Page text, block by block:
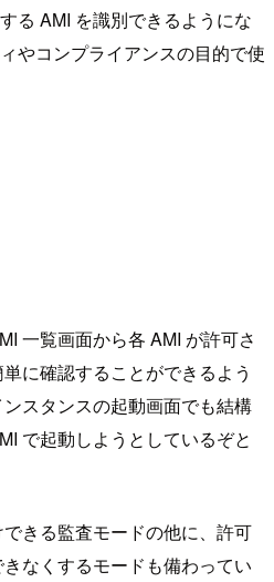
る AMI を識別できるようにな
やコンプライアンスの目的で使
一覧画面から各 AMI が許可さ
に確認することができるよう
スタンスの起動画面でも結構
で起動しようとしているぞと
きる監査モードの他に、許可
なくするモードも備わってい